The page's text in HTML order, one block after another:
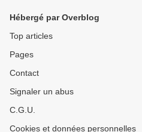
Hébergé par Overblog
Top articles
Pages
Contact
Signaler un abus
C.G.U.
Cookies et données personnelles